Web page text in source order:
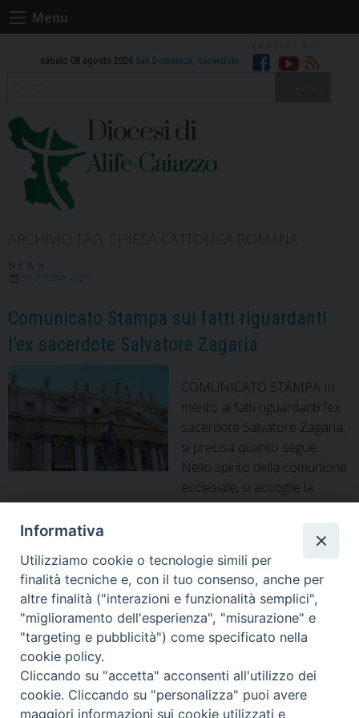
Skip
to
Menu
sabato 08 agosto 2026 San Domenico, sacerdote Facebook
Youtube
RSS
Diocesi di
Alife-Caiazzo
30 OTTOBRE 2025
Comunicato Stampa sui fatti riguardanti
l’ex sacerdote Salvatore Zagaria
COMUNICATO STAMPA In
merito ai fatti riguardanti l’ex
sacerdote Salvatore Zagaria,
si precisa quanto segue.
Nello spirito della comunione
ecclesiale, si accoglie la
notizia della recente revoca della scomunica latae
sententiae – come previsto dal Codice di Diritto Canonico –
avvenuta in altra Diocesi italiana. Già nel novembre 2024 il
Vescovo di Alife-Caiazzo S. E. Mons. Giacomo Cirulli – in
ottemperanza alle disposizioni della Santa … Continua a
leggereComunicato
Stampa
sui
fatti
riguardanti
l’ex
»
Informativa
Utilizziamo cookie o tecnologie simili per
finalità tecniche e, con il tuo consenso, anche per
altre finalità ("interazioni e funzionalità semplici",
"miglioramento dell'esperienza", "misurazione" e
"targeting e pubblicità") come specificato nella
cookie policy.
Cliccando su "accetta" acconsenti all'utilizzo dei
cookie. Cliccando su "personalizza" puoi avere
maggiori informazioni sui cookie utilizzati e